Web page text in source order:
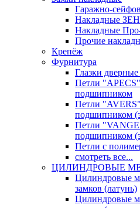
Гаражно-
Накладные
Накладные
Прочие
Крепёж
Фурнитура
Глазки
Петли
подшипником
Петли
подшипником
Петли
подшипником
Петли с
смотреть все...
ЦИЛИНДРОВЫЕ
Цилиндровые
замков (латунь)
Цилиндровые